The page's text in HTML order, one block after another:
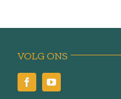
VOLG ONS